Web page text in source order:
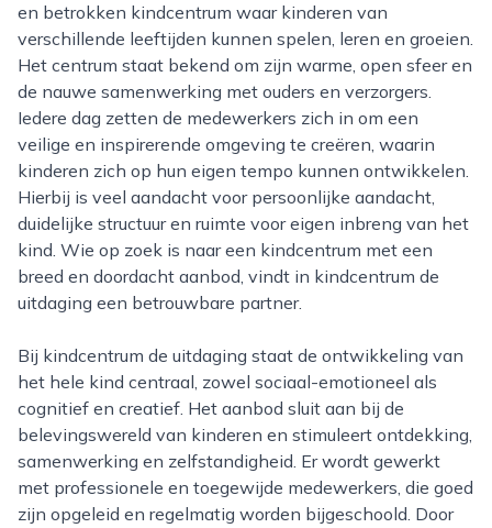
en betrokken kindcentrum waar kinderen van
verschillende leeftijden kunnen spelen, leren en groeien.
Het centrum staat bekend om zijn warme, open sfeer en
de nauwe samenwerking met ouders en verzorgers.
Iedere dag zetten de medewerkers zich in om een
veilige en inspirerende omgeving te creëren, waarin
kinderen zich op hun eigen tempo kunnen ontwikkelen.
Hierbij is veel aandacht voor persoonlijke aandacht,
duidelijke structuur en ruimte voor eigen inbreng van het
kind. Wie op zoek is naar een kindcentrum met een
breed en doordacht aanbod, vindt in kindcentrum de
uitdaging een betrouwbare partner.
Bij kindcentrum de uitdaging staat de ontwikkeling van
het hele kind centraal, zowel sociaal-emotioneel als
cognitief en creatief. Het aanbod sluit aan bij de
belevingswereld van kinderen en stimuleert ontdekking,
samenwerking en zelfstandigheid. Er wordt gewerkt
met professionele en toegewijde medewerkers, die goed
zijn opgeleid en regelmatig worden bijgeschoold. Door